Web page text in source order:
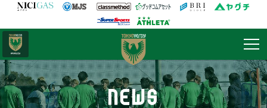
NEWS